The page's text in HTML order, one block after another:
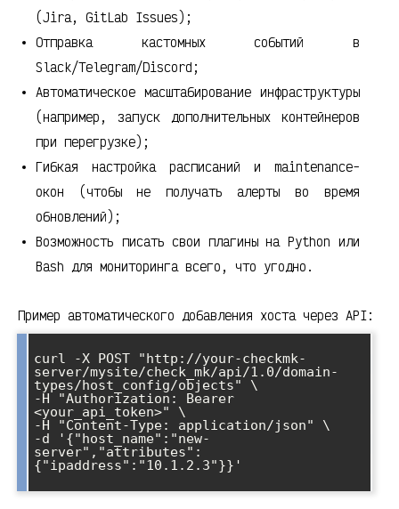
(Jira, GitLab Issues);
Отправка кастомных событий в
Slack/Telegram/Discord;
Автоматическое масштабирование инфраструктуры
(например, запуск дополнительных контейнеров
при перегрузке);
Гибкая настройка расписаний и maintenance-
окон (чтобы не получать алерты во время
обновлений);
Возможность писать свои плагины на Python или
Bash для мониторинга всего, что угодно.
Пример автоматического добавления хоста через API:
curl -X POST "http://your-checkmk-
server/mysite/check_mk/api/1.0/domain-
types/host_config/objects" \
-H "Authorization: Bearer
<your_api_token>" \
-H "Content-Type: application/json" \
-d '{"host_name":"new-
server","attributes":
{"ipaddress":"10.1.2.3"}}'